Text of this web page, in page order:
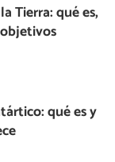
Tierra: qué es,
qué es y